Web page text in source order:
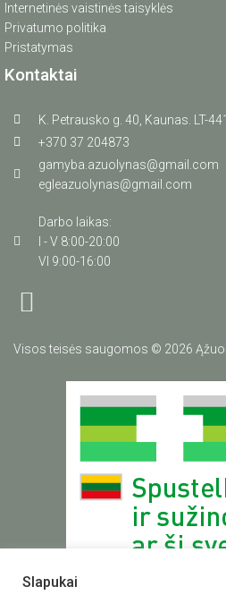
Internetinės vaistinės taisyklės
Privatumo politika
Pristatymas
Kontaktai
K. Petrausko g. 40, Kaunas. LT-
+370 37 204873
gamyba.azuolynas@gmail.com
egleazuolynas@gmail.com
Darbo laikas:
I - V 8:00-20:00
VI 9:00-16:00
Visos teisės saugomos © 2026
Slapukai